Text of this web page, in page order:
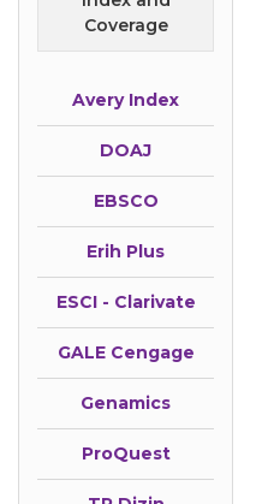
Coverage
Avery Index
DOAJ
EBSCO
Erih Plus
ESCI - Clarivate
GALE Cengage
Genamics
ProQuest